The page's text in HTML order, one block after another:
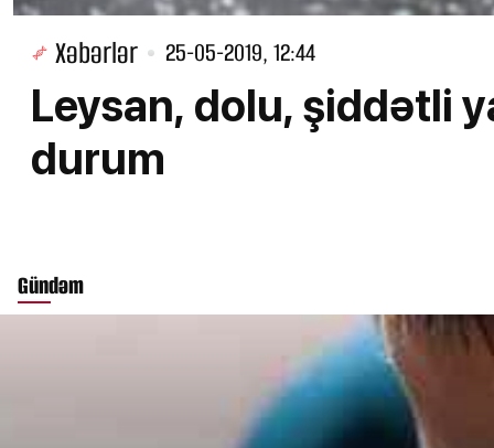
Xəbərlər 25-05-2019, 12:44
Leysan, dolu, şiddətli
durum
Gündəm